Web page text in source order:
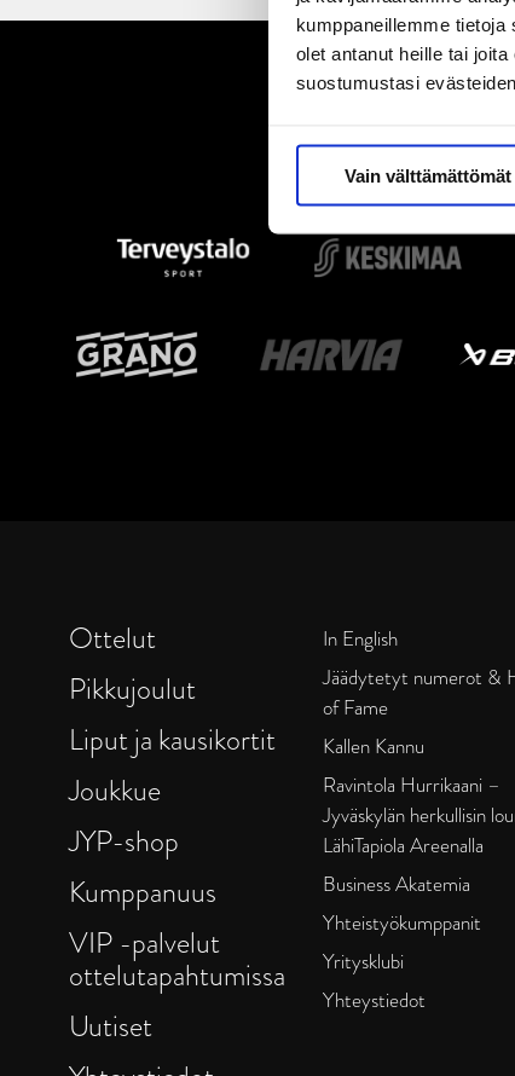
kumppaneillemme
olet antanut heille tai
suostumustasi
Vain välttämättömät
Ottelut
Pikkujoulut
Liput ja kausikortit
Joukkue
JYP-shop
Kumppanuus
VIP -palvelut
ottelutapahtumissa
Uutiset
In English
Jäädytetyt numerot &
of Fame
Kallen Kannu
Ravintola Hurrikaani –
Jyväskylän herkullisin
LähiTapiola Areenalla
Business Akatemia
Yhteistyökumppanit
Yritysklubi
Yhteystiedot